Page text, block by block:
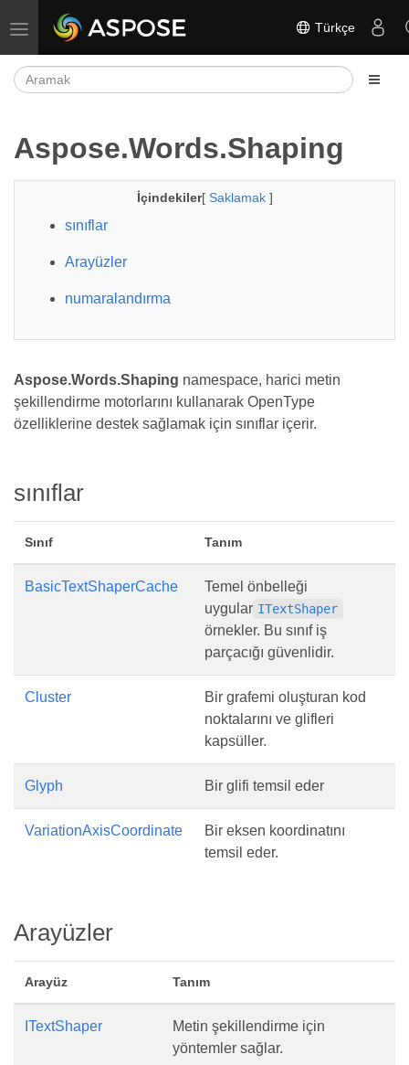
Gezinmeyi aç/kapat Türkçe
Aspose.Words.Shaping
İçindekiler[ Saklamak ]
sınıflar
Arayüzler
numaralandırma
Aspose.Words.Shaping namespace, harici metin
şekillendirme motorlarını kullanarak OpenType
özelliklerine destek sağlamak için sınıflar içerir.
sınıflar
Sınıf Tanım
BasicTextShaperCache
Temel önbelleği
uygular ITextShaper
örnekler. Bu sınıf iş
parçacığı güvenlidir.
Cluster
Bir grafemi oluşturan kod
noktalarını ve glifleri
kapsüller.
Glyph Bir glifi temsil eder
VariationAxisCoordinate
Bir eksen koordinatını
temsil eder.
Arayüzler
Arayüz Tanım
ITextShaper
Metin şekillendirme için
yöntemler sağlar.